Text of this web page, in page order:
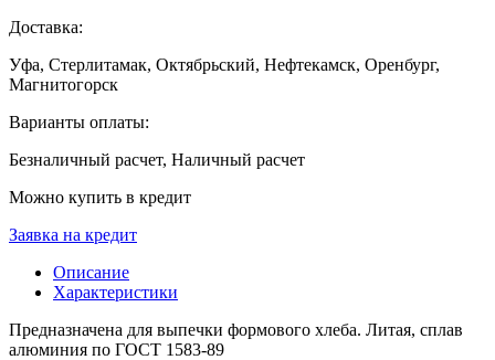
Доставка:
Уфа, Стерлитамак, Октябрьский, Нефтекамск, Оренбург,
Магнитогорск
Варианты оплаты:
Безналичный расчет, Наличный расчет
Можно купить в кредит
Заявка на кредит
Описание
Характеристики
Предназначена для выпечки формового хлеба. Литая, сплав
алюминия по ГОСТ 1583-89